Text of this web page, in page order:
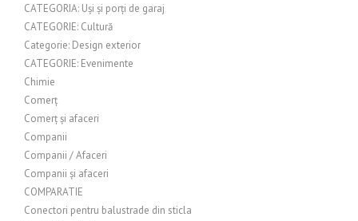
CATEGORIA: Uși și porți de garaj
CATEGORIE: Cultură
Categorie: Design exterior
CATEGORIE: Evenimente
Chimie
Comerț
Comerț și afaceri
Companii
Companii / Afaceri
Companii și afaceri
COMPARATIE
Conectori pentru balustrade din sticla